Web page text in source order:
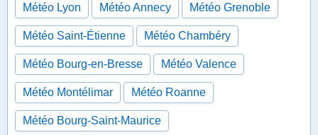
Météo Lyon Météo Annecy Météo Grenoble
Météo Saint-Étienne Météo Chambéry
Météo Bourg-en-Bresse Météo Valence
Météo Montélimar Météo Roanne
Météo Bourg-Saint-Maurice